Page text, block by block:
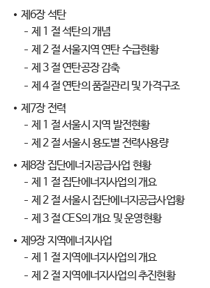
제6장 석탄
제 1 절 석탄의 개념
제 2 절 서울지역 연탄 수급현황
제 3 절 연탄공장 감축
제 4 절 연탄의 품질관리 및 가격구조
제7장 전력
제 1 절 서울시 지역 발전현황
제 2 절 서울시 용도별 전력사용량
제8장 집단에너지공급사업 현황
제 1 절 집단에너지사업의 개요
제 2 절 서울시 집단에너지공급사업황
제 3 절 CES의 개요 및 운영현황
제9장 지역에너지사업
제 1 절 지역에너지사업의 개요
제 2 절 지역에너지사업의 추진현황